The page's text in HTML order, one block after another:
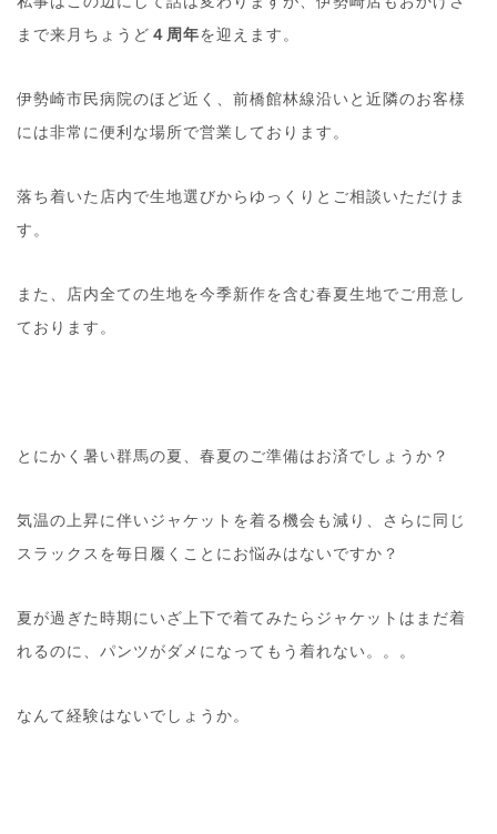
まで来月ちょうど ４周年を迎えます。
伊勢崎市民病院のほど近く、前橋館林線沿いと近隣のお客様
には非常に便利な場所で営業しております。
落ち着いた店内で生地選びからゆっくりとご相談いただけま
す。
また、店内全ての生地を今季新作を含む春夏生地でご用意し
ております。
とにかく暑い群馬の夏、春夏のご準備はお済でしょうか？
気温の上昇に伴いジャケットを着る機会も減り、さらに同じ
スラックスを毎日履くことにお悩みはないですか？
夏が過ぎた時期にいざ上下で着てみたらジャケットはまだ着
れるのに、パンツがダメになってもう着れない。。。
なんて経験はないでしょうか。